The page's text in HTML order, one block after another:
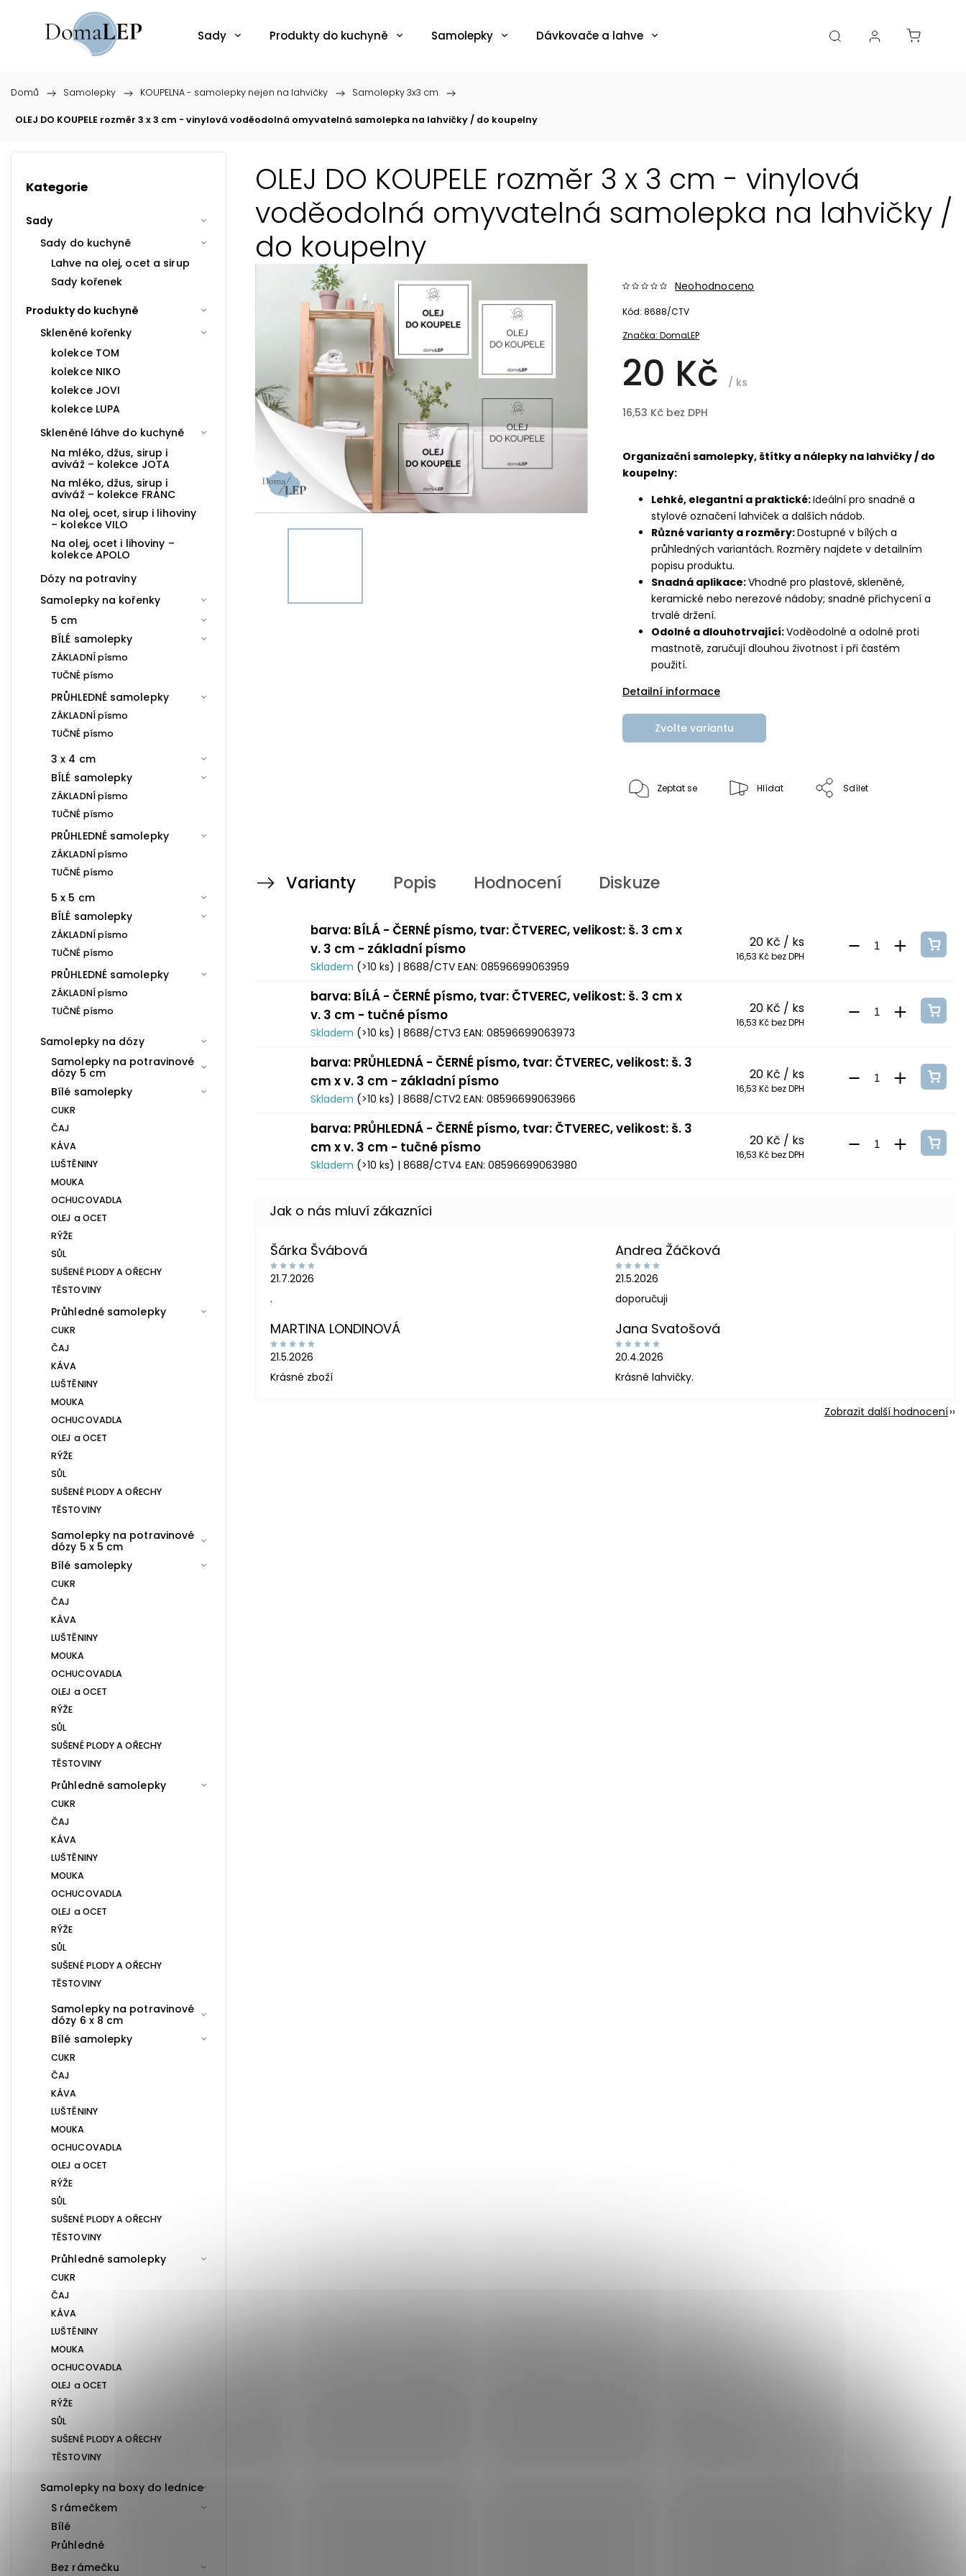
Sady Produkty do kuchyně Samolepky Dávkovače a lahve Boxy, dózy, kořenky, skleničky Akce
Domů / Samolepky / KOUPELNA - samolepky nejen na lahvičky / Samolepky 3x3 cm /
OLEJ DO KOUPELE rozměr 3 x 3 cm - vinylová voděodolná omyvatelná samolepka na lahvičky / do koupelny
Kategorie
Sady
Sady do kuchyně
Lahve na olej, ocet a sirup
Sady kořenek
Produkty do kuchyně
Skleněné kořenky
kolekce TOM
kolekce NIKO
kolekce JOVI
kolekce LUPA
Skleněné láhve do kuchyně
Na mléko, džus, sirup i
aviváž – kolekce JOTA
Na mléko, džus, sirup i
aviváž – kolekce FRANC
Na olej, ocet, sirup i lihoviny
– kolekce VILO
Na olej, ocet i lihoviny –
kolekce APOLO
Dózy na potraviny
Samolepky na kořenky
5 cm
BÍLÉ samolepky
ZÁKLADNÍ písmo
TUČNÉ písmo
PRŮHLEDNÉ samolepky
ZÁKLADNÍ písmo
TUČNÉ písmo
3 x 4 cm
BÍLÉ samolepky
ZÁKLADNÍ písmo
TUČNÉ písmo
PRŮHLEDNÉ samolepky
ZÁKLADNÍ písmo
TUČNÉ písmo
5 x 5 cm
BÍLÉ samolepky
ZÁKLADNÍ písmo
TUČNÉ písmo
PRŮHLEDNÉ samolepky
ZÁKLADNÍ písmo
TUČNÉ písmo
Samolepky na dózy
Samolepky na potravinové
dózy 5 cm
Bílé samolepky
CUKR
ČAJ
KÁVA
LUŠTĚNINY
MOUKA
OCHUCOVADLA
OLEJ a OCET
RÝŽE
SŮL
SUŠENÉ PLODY A OŘECHY
TĚSTOVINY
Průhledné samolepky
CUKR
ČAJ
KÁVA
LUŠTĚNINY
MOUKA
OCHUCOVADLA
OLEJ a OCET
RÝŽE
SŮL
SUŠENÉ PLODY A OŘECHY
TĚSTOVINY
Samolepky na potravinové
dózy 5 x 5 cm
Bílé samolepky
CUKR
ČAJ
KÁVA
LUŠTĚNINY
MOUKA
OCHUCOVADLA
OLEJ a OCET
RÝŽE
SŮL
SUŠENÉ PLODY A OŘECHY
TĚSTOVINY
Průhledné samolepky
CUKR
ČAJ
KÁVA
LUŠTĚNINY
MOUKA
OCHUCOVADLA
OLEJ a OCET
RÝŽE
SŮL
SUŠENÉ PLODY A OŘECHY
TĚSTOVINY
Samolepky na potravinové
dózy 6 x 8 cm
Bílé samolepky
CUKR
ČAJ
KÁVA
LUŠTĚNINY
MOUKA
OCHUCOVADLA
OLEJ a OCET
RÝŽE
SŮL
SUŠENÉ PLODY A OŘECHY
TĚSTOVINY
Průhledné samolepky
CUKR
ČAJ
KÁVA
LUŠTĚNINY
MOUKA
OCHUCOVADLA
OLEJ a OCET
RÝŽE
SŮL
SUŠENÉ PLODY A OŘECHY
TĚSTOVINY
Samolepky na boxy do lednice
S rámečkem
Bílé
Průhledné
Bez rámečku
OLEJ DO KOUPELE rozměr 3 x 3 cm - vinylová
voděodolná omyvatelná samolepka na lahvičky /
do koupelny
Značka: DomaLEP
Neohodnoceno
20 Kč / ks
16,53 Kč bez DPH
Kód: 8688/CTV
Organizační samolepky, štítky a nálepky na lahvičky / do
koupelny:
Lehké, elegantní a praktické:Ideální pro snadné a
stylové označení lahviček a dalších nádob.
Různé varianty a rozměry:Dostupné v bílých a
průhledných variantách. Rozměry najdete v detailním
popisu produktu.
Snadná aplikace:Vhodné pro plastové, skleněné,
keramické nebo nerezové nádoby; snadné přichycení a
trvalé držení.
Odolné a dlouhotrvající:Voděodolné a odolné proti
mastnotě, zaručují dlouhou životnost i při častém
použití.
Detailní informace
Zvolte variantu
Zeptat se Hlídat Sdílet
Varianty Popis Hodnocení Diskuze
barva: BÍLÁ - ČERNÉ písmo, tvar: ČTVEREC, velikost: š. 3 cm x
v. 3 cm - základní písmo
Skladem (>10 ks) | 8688/CTV EAN: 08596699063959
20 Kč / ks
16,53 Kč bez DPH
barva: BÍLÁ - ČERNÉ písmo, tvar: ČTVEREC, velikost: š. 3 cm x
v. 3 cm - tučné písmo
Skladem (>10 ks) | 8688/CTV3 EAN: 08596699063973
20 Kč / ks
16,53 Kč bez DPH
barva: PRŮHLEDNÁ - ČERNÉ písmo, tvar: ČTVEREC, velikost: š. 3
cm x v. 3 cm - základní písmo
Skladem (>10 ks) | 8688/CTV2 EAN: 08596699063966
20 Kč / ks
16,53 Kč bez DPH
barva: PRŮHLEDNÁ - ČERNÉ písmo, tvar: ČTVEREC, velikost: š. 3
cm x v. 3 cm - tučné písmo
Skladem (>10 ks) | 8688/CTV4 EAN: 08596699063980
20 Kč / ks
16,53 Kč bez DPH
Šárka Švábová
21.7.2026
.
Andrea Žáčková
21.5.2026
doporučuji
MARTINA LONDINOVÁ
21.5.2026
Krásné zboží
Jana Svatošová
20.4.2026
Krásné lahvičky.
Zobrazit další hodnocení